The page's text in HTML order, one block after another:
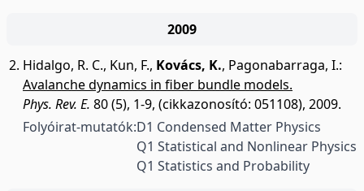
2009
Hidalgo, R. C., Kun, F., Kovács, K., Pagonabarraga, I.:
Avalanche dynamics in fiber bundle models.
Phys. Rev. E. 80 (5), 1-9, (cikkazonosító: 051108), 2009.
Folyóirat-mutatók:D1 Condensed Matter Physics
Q1 Statistical and Nonlinear Physics
Q1 Statistics and Probability